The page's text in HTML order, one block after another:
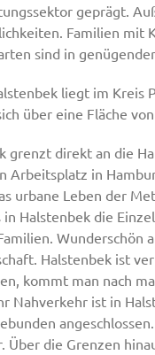
geprägt.
Familien mit
sind in
liegt im Kreis
über eine Fläche
grenzt direkt an die
Arbeitsplatz in
urbane Leben der
in Halstenbek die
Wunderschön
Halstenbek ist
kommt man nach
Nahverkehr ist in
Über die Grenzen